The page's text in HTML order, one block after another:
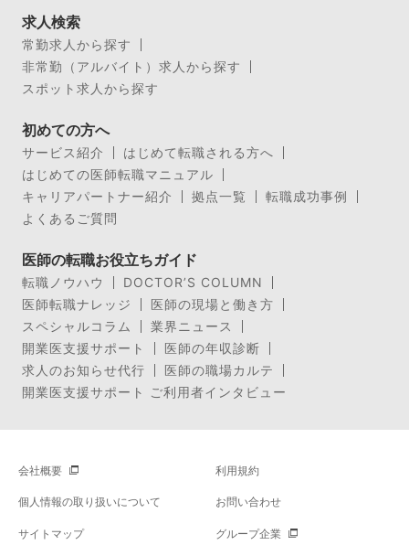
求人検索
常勤求人から探す
非常勤（アルバイト）求人から探す
スポット求人から探す
初めての方へ
サービス紹介
はじめて転職される方へ
はじめての医師転職マニュアル
キャリアパートナー紹介
拠点一覧
転職成功事例
よくあるご質問
医師の転職お役立ちガイド
転職ノウハウ
DOCTOR’S COLUMN
医師転職ナレッジ
医師の現場と働き方
スペシャルコラム
業界ニュース
開業医支援サポート
医師の年収診断
求人のお知らせ代行
医師の職場カルテ
開業医支援サポート ご利用者インタビュー
会社概要 利用規約
個人情報の取り扱いについて お問い合わせ
サイトマップ グループ企業